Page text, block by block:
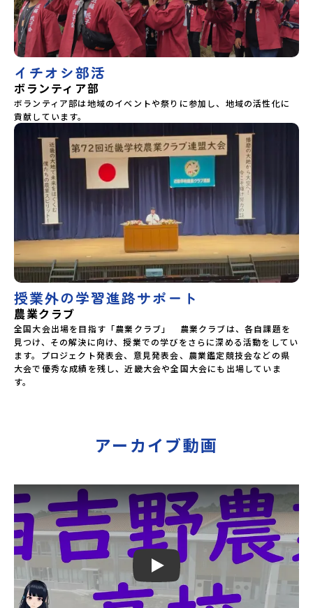
イチオシ部活
ボランティア部
ボランティア部は地域のイベントや祭りに参加し、地域の活性化に
貢献しています。
授業外の学習進路サポート
農業クラブ
全国大会出場を目指す「農業クラブ」　農業クラブは、各自課題を
見つけ、その解決に向け、授業での学びをさらに深める活動をしてい
ます。プロジェクト発表会、意見発表会、農業鑑定競技会などの県
大会で優秀な成績を残し、近畿大会や全国大会にも出場していま
す。
アーカイブ動画
Play